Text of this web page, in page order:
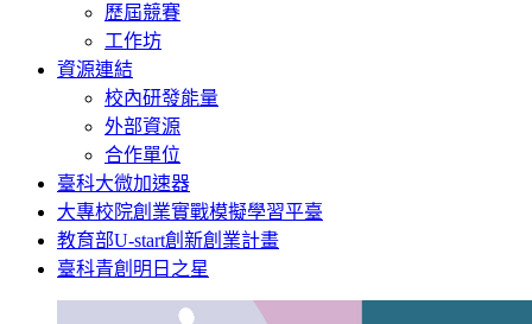
歷屆競賽
工作坊
資源連結
校內研發能量
外部資源
合作單位
臺科大微加速器
大專校院創業實戰模擬學習平臺
教育部U-start創新創業計畫
臺科青創明日之星